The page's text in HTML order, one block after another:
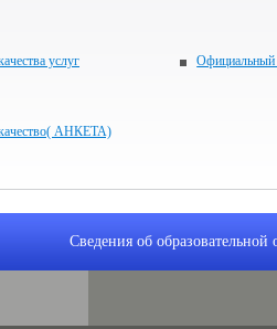
услуг Официальный
АНКЕТА)
Сведения об образовательной